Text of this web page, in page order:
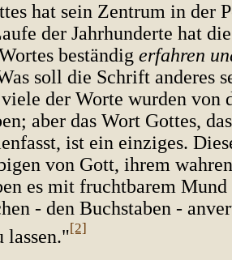
hat sein Zentrum in der
der Jahrhunderte hat
beständig erfahren
soll die Schrift anderes
der Worte wurden von
aber das Wort Gottes,
ist ein einziges.
von Gott, ihrem
es mit fruchtbarem
- den Buchstaben -
lassen."[2]